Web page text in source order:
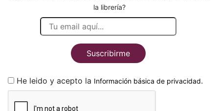
la librería?
Suscribirme
He leido y acepto la Información básica de privacidad.